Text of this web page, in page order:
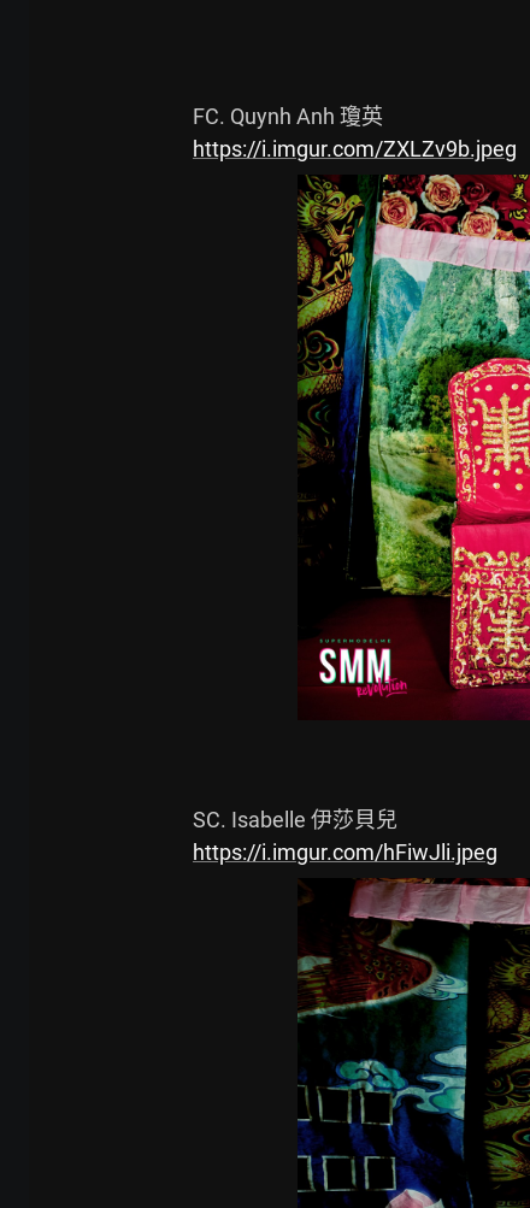
https://i.imgur.com/ZXLZv9b.jpeg
https://i.imgur.com/hFiwJli.jpeg